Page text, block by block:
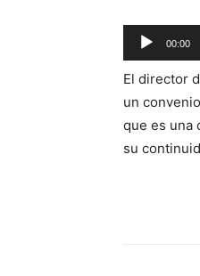
Reproductor
de
audio
00:00
El director
un
que es una
su